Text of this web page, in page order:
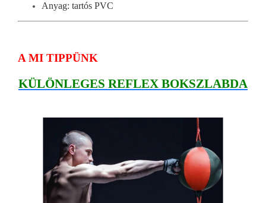
Anyag: tartós PVC
A MI TIPPÜNK
KÜLÖNLEGES REFLEX BOKSZLABDA